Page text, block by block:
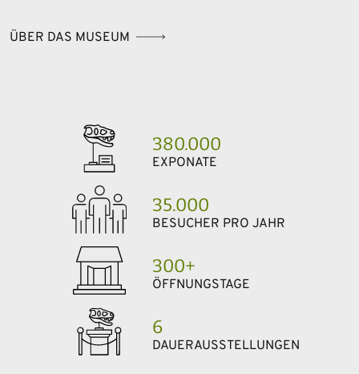
ÜBER DAS MUSEUM
380.000
EXPONATE
35.000
BESUCHER PRO JAHR
300+
ÖFFNUNGSTAGE
6
DAUER­AUSSTELLUNGEN